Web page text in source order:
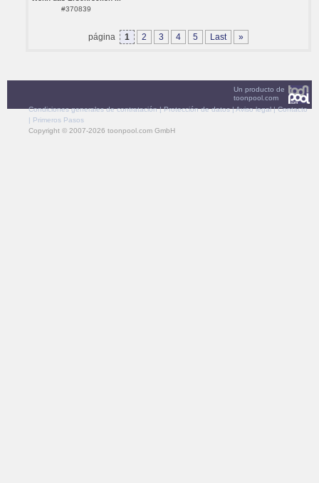
#370839
página 1 2 3 4 5 Last »
Un producto de
toonpool.com
Condiciones generales de contratación|Protección de datos|Aviso legal|Contacto
| Primeros Pasos
Copyright © 2007-2026 toonpool.com GmbH